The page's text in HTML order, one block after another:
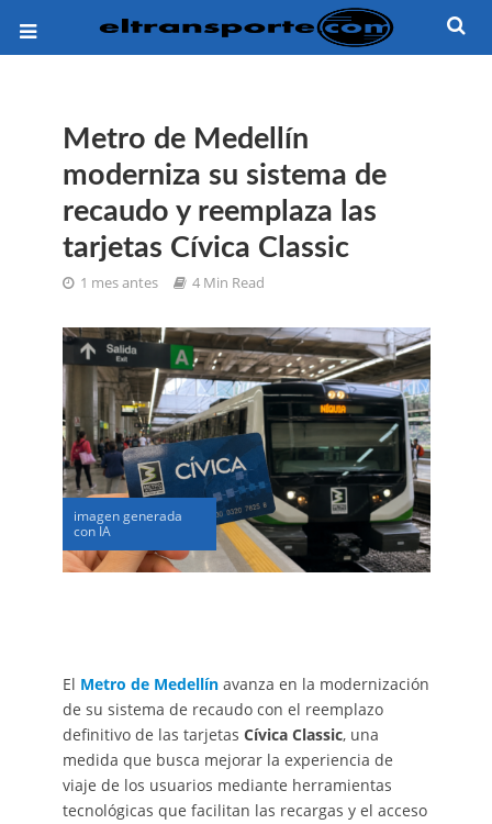
Metro de Medellín
moderniza su sistema de
recaudo y reemplaza las
tarjetas Cívica Classic
1 mes antes 4 Min Read
imagen generada
con IA
El Metro de Medellín avanza en la modernización
de su sistema de recaudo con el reemplazo
definitivo de las tarjetas Cívica Classic, una
medida que busca mejorar la experiencia de
viaje de los usuarios mediante herramientas
tecnológicas que facilitan las recargas y el acceso